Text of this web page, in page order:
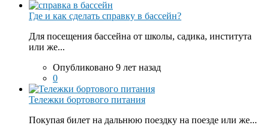
Где и как сделать справку в бассейн?
Для посещения бассейна от школы, садика, института
или же...
Опубликовано 9 лет назад
0
Тележки бортового питания
Покупая билет на дальнюю поездку на поезде или же...